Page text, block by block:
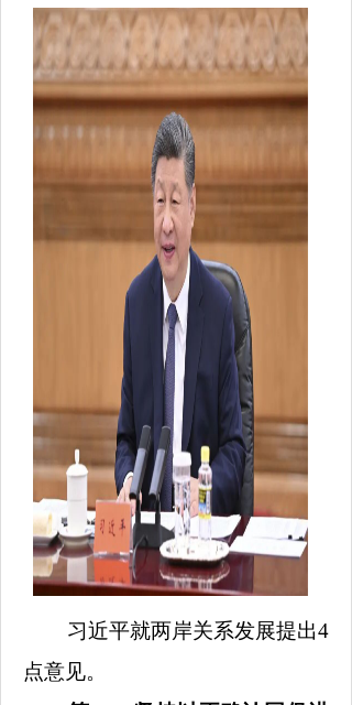
习近平就两岸关系发展提出4
点意见。